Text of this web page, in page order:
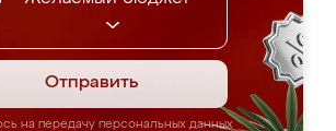
Отправить
на передачу персональных данных